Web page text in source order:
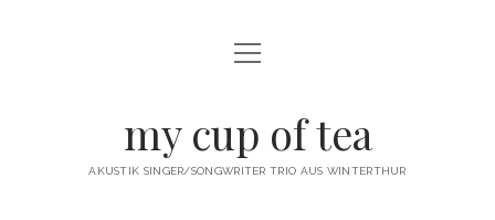
Menü
öffnen
my cup of tea
AKUSTIK SINGER/SONGWRITER TRIO AUS WINTERTHUR